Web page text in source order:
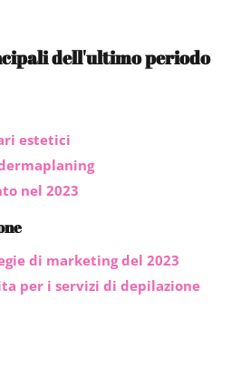
dell'ultimo periodo
estetici
nel 2023
di marketing del 2023
per i servizi di depilazione